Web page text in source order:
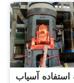
آسیاب